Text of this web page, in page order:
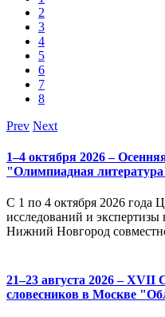
2
3
4
5
6
7
8
Prev Next
1–4 октября 2026 –
"Олимпиадная
С 1 по 4 октября 2026 года
исследований и
Нижний Новгород
21–23 августа 2026 – XVII
словесников в Москве